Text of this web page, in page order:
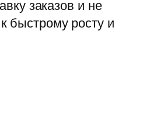
заказов и не
быстрому росту и